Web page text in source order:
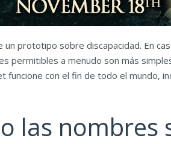
un prototipo sobre discapacidad. En
permitibles a menudo son más
funcione con el fin de todo el mundo,
las nombres